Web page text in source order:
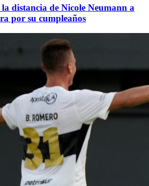
distancia de Nicole Neumann a
por su cumpleaños